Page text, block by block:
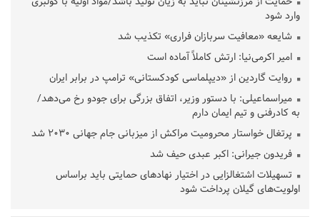
وارد شود
شایعه «معافیت سربازان فراری» تکذیب شد
امیر اکرمی‌نیا: ارتش کاملاً آماده است
روایت گاردین از «دیپلماسی کودکستانی» ترامپ در برابر ایران
میراسماعیلی: با دستور وزیر، اتفاق بزرگی برای جودو رخ می‌دهد/
به کادرفنی و تیم ایمان دارم
پرتغال خواستار محرومیت مراکش از میزبانی جام جهانی ۲۰۳۰ شد
فریدون جیرانی: اکبر عبدی حیف شد
تسهیلات اشتغالزایی در اختیار نهادهای حمایتی باید براساس
اولویت‌های گیلان پرداخت شود